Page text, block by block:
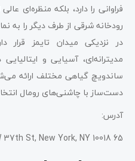
فراوانی را دارد، بلکه منظره‌ای
رودخانه شرقی از طرف دیگر را به
ساندویچ گیاهی مختلف ارائه
دست‌ساز با چاشنی‌های رومال
آدرس:
65 W 37th St, New York, NY 10018